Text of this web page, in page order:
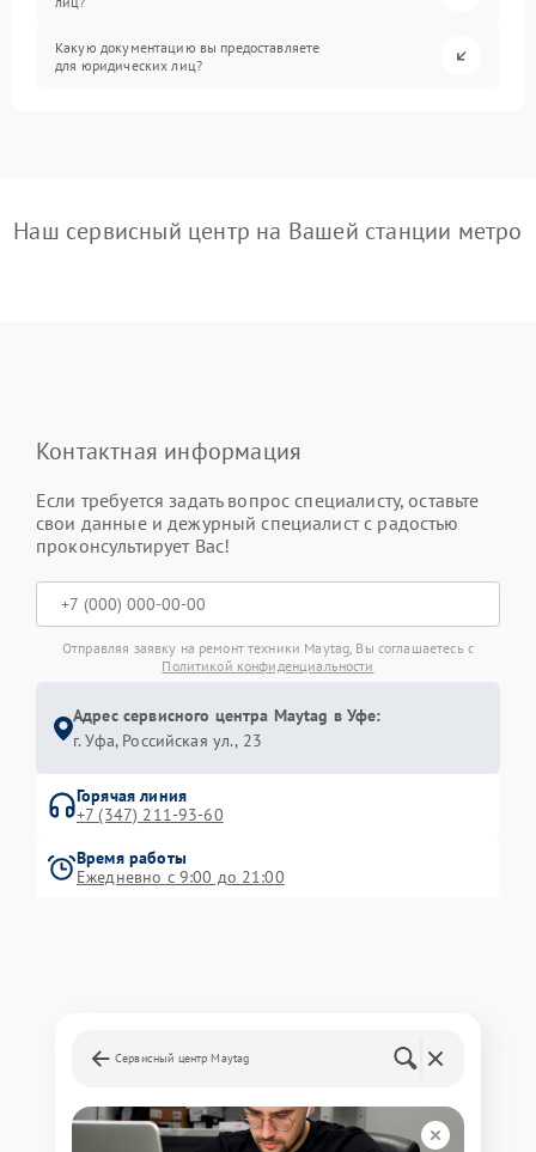
Какую документацию вы предоставляете
для юридических лиц?
Наш сервисный центр на Вашей станции метро
Контактная информация
Если требуется задать вопрос специалисту, оставьте
свои данные и дежурный специалист с радостью
проконсультирует Вас!
Отправляя заявку на ремонт техники Maytag, Вы соглашаетесь с
Политикой конфиденциальности
Адрес сервисного центра Maytag в Уфе:
г. Уфа, Российская ул., 23
Горячая линия
+7 (347) 211-93-60
Время работы
Ежедневно с 9:00 до 21:00
Сервисный центр Maytag